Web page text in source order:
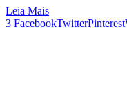
Leia Mais
3 FacebookTwitterPinterest